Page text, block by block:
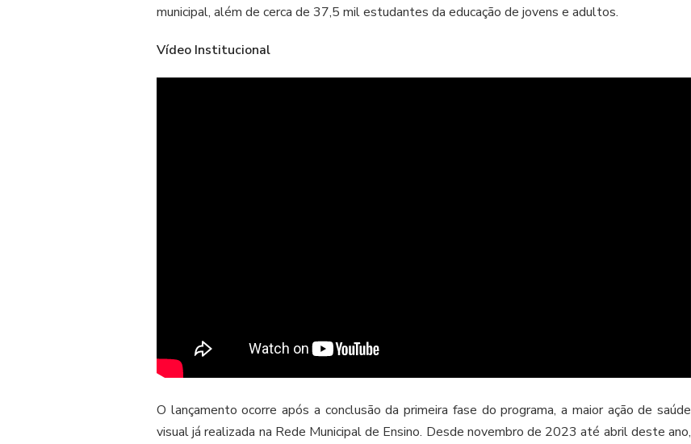
municipal, além de cerca de 37,5 mil estudantes da educação de jovens e adultos.
Vídeo Institucional
O lançamento ocorre após a conclusão da primeira fase do programa, a maior ação de saúde
visual já realizada na Rede Municipal de Ensino. Desde novembro de 2023 até abril deste ano,